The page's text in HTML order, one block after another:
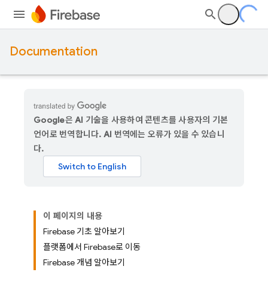
Documentation
Google은 AI 기술을 사용하여 콘텐츠를 사용자의 기본
언어로 번역합니다. AI 번역에는 오류가 있을 수 있습니
다.
이 페이지의 내용
Firebase 기초 알아보기
플랫폼에서 Firebase로 이동
Firebase 개념 알아보기